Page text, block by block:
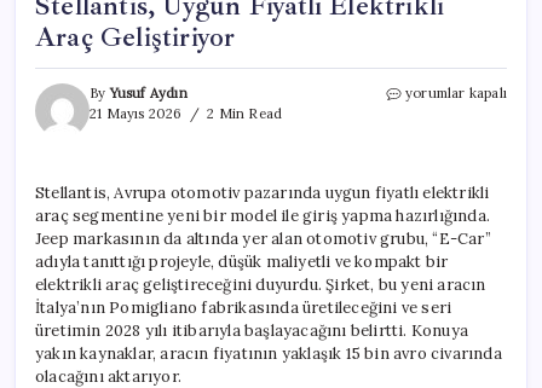
Araç Geliştiriyor
ByYusuf Aydın
21 Mayıs 2026
2 Min Read
Stellantis,
Geliştiriyor
için
yorumlar kapalı
Stellantis, Avrupa otomotiv pazarında uygun fiyatlı elektrikli
araç segmentine yeni bir model ile giriş yapma hazırlığında.
Jeep markasının da altında yer alan otomotiv grubu, “E-Car”
adıyla tanıttığı projeyle, düşük maliyetli ve kompakt bir
elektrikli araç geliştireceğini duyurdu. Şirket, bu yeni aracın
İtalya’nın Pomigliano fabrikasında üretileceğini ve seri
üretimin 2028 yılı itibarıyla başlayacağını belirtti. Konuya
yakın kaynaklar, aracın fiyatının yaklaşık 15 bin avro civarında
olacağını aktarıyor.